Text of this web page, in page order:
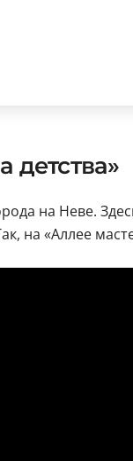
детства»
на Неве.
на «Аллее